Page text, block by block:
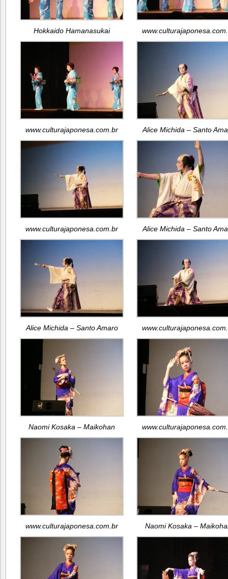
Hokkaido Hamanasukai
www.culturajaponesa.com.br Alice Michida – Santo
www.culturajaponesa.com.br Alice Michida – Santo
Alice Michida – Santo Amaro
Naomi Kosaka – Maikohan
www.culturajaponesa.com.br Naomi Kosaka –